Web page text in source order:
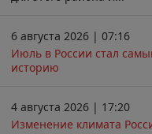
6 августа 2026 | 07:16
Июль в России стал
историю
4 августа 2026 | 17:20
Изменение климата